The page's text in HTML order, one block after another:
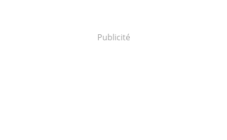
Publicité